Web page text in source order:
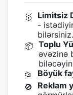
🥇 Limitsiz
-
bilərsiniz.
📦 Toplu
əvəzinə
📂
Böyük
🚫
Reklam